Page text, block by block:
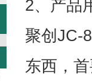
2、产品
聚创JC-
东西，